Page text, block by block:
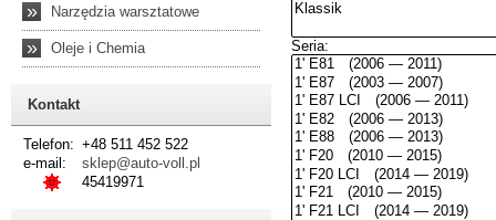
» Narzędzia warsztatowe
» Oleje i Chemia
Kontakt
Telefon: +48 511 452 522
e-mail:
sklep@auto-voll.pl
45419971